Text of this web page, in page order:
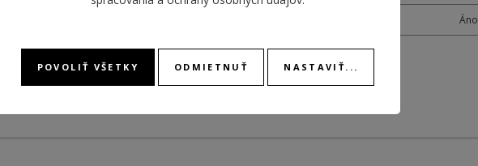
Áno
POVOLIŤ VŠETKY ODMIETNUŤ NASTAVIŤ...